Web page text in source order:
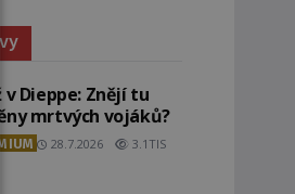
v Dieppe: Znějí tu
mrtvých vojáků?
28.7.2026 3.1TIS